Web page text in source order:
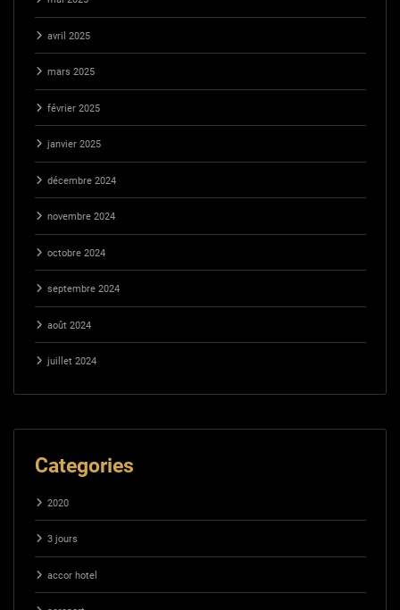
avril 2025
mars 2025
février 2025
janvier 2025
décembre 2024
novembre 2024
octobre 2024
septembre 2024
août 2024
juillet 2024
Categories
2020
3 jours
accor hotel